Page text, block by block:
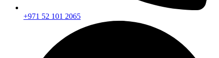
+971 52 101 2065